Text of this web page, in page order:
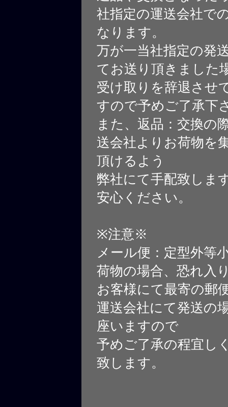
社指定の運送会社で
なります。
万が一当社指定の発
てお送り頂きました
受け取りを辞退させ
すので予めご了承下
また、返品：交換の
送会社よりお荷物を
頂けるよう
弊社にて手配致しま
安心ください。
※注意※
メール便：定型外等
荷物の場合、恐れ入
お客様にて最寄の郵
運送会社にて発送の
座いますので
予めご了承の程宜し
致します。